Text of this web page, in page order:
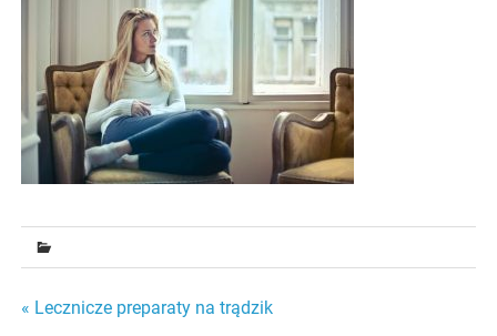
Nawigacja
« Lecznicze preparaty na trądzik